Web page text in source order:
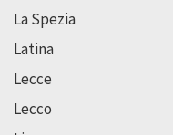
La Spezia
Latina
Lecce
Lecco